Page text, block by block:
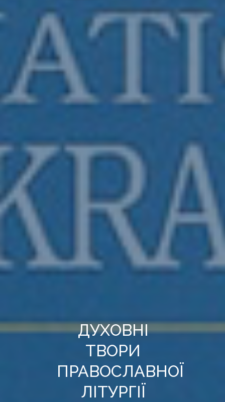
ДУХОВНІ
ТВОРИ
ПРАВОСЛАВНОЇ
ЛІТУРГІЇ